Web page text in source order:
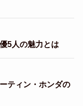
5人の魅力とは
ティン・ホンダの